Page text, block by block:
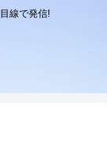
線で発信!